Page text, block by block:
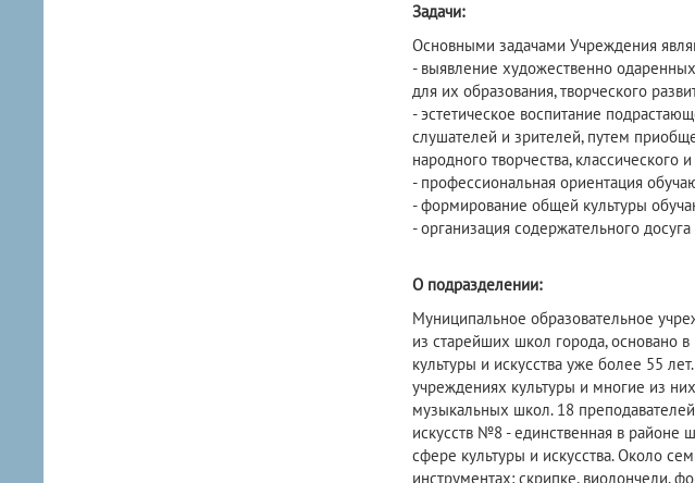
Задачи:
Основными задачами Учреждения
- выявление художественно
для их образования, творческого
- эстетическое воспитание
слушателей и зрителей, путем
народного творчества, классического
- профессиональная ориентация
- формирование общей культуры
- организация содержательного
О подразделении:
Муниципальное образовательное
из старейших школ города, основано
культуры и искусства уже более 55
учреждениях культуры и многие из
музыкальных школ. 18
искусств №8 - единственная в
сфере культуры и искусства. Около
инструментах: скрипке, виолончели,